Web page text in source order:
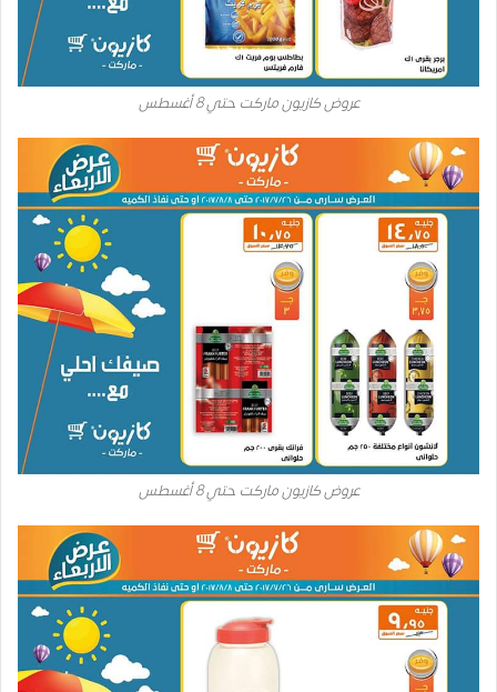
عروض كازيون ماركت حتي 8 أغسطس
عروض كازيون ماركت حتي 8 أغسطس